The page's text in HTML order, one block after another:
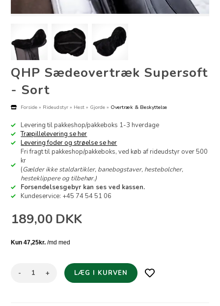
QHP Sædeovertræk Supersoft
- Sort
Forside » Rideudstyr » Hest » Gjorde » Overtræk & Beskyttelse
Levering til pakkeshop/pakkeboks 1-3 hverdage
Træpillelevering se her
Levering foder og strøelse se her
Fri fragt til pakkeshop/pakkeboks, ved køb af rideudstyr over 500
kr
(Gælder ikke staldartikler, banebogstaver, hestebolcher,
hesteklippere og tilbehør.)
Forsendelsesgebyr kan ses ved kassen.
Kundeservice: +45 74 54 51 06
189,00 DKK
- +